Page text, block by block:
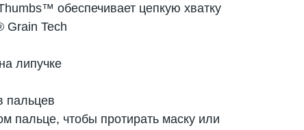
обеспечивает цепкую хватку
Grain Tech
липучке
пальцев
пальце, чтобы протирать маску или